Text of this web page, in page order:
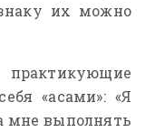
их можно
«асами»: «Я
мне выполнять